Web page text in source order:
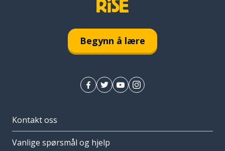
Begynn å lære
Kontakt oss
Vanlige spørsmål og hjelp